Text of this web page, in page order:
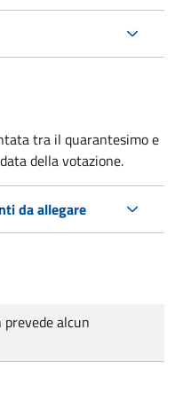
tra il quarantesimo e
della votazione.
da allegare
alcun